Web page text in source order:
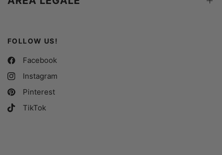
FOLLOW US!
Facebook
Instagram
Pinterest
TikTok